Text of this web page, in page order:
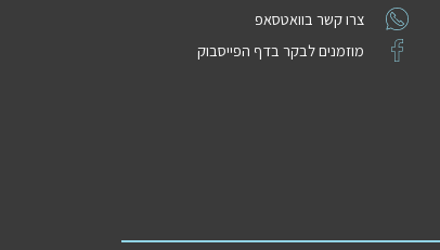
צרו קשר בוואטסאפ
מוזמנים לבקר בדף הפייסבוק